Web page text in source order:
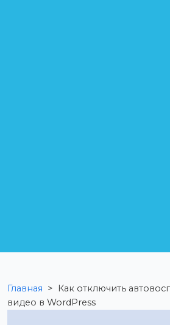
Главная >
Как отключить
видео в WordPress